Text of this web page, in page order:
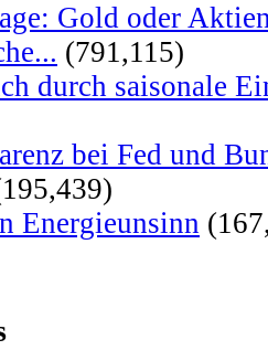
Gold oder
(791,115)
durch saisonale
bei Fed und
Energieunsinn